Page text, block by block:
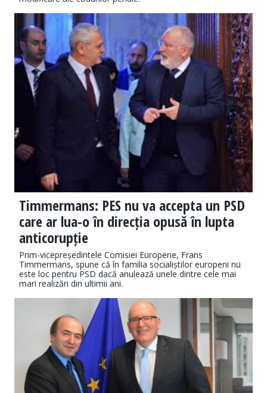
Timmermans: PES nu va accepta un PSD
care ar lua-o în direcția opusă în lupta
anticorupție
Prim-vicepreședintele Comisiei Europene, Frans
Timmermans, spune că în familia socialiștilor europeni nu
este loc pentru PSD dacă anulează unele dintre cele mai
mari realizări din ultimii ani.